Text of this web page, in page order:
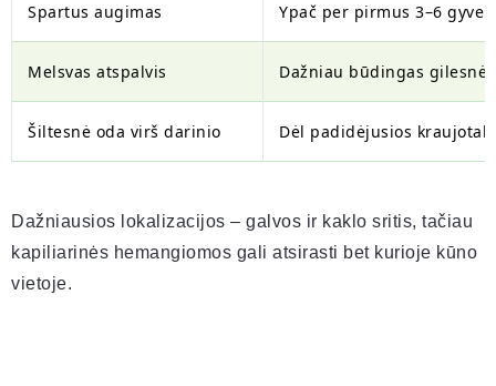
Spartus augimas Ypač per pirmus 3–6
Melsvas atspalvis Dažniau būdingas
Šiltesnė oda virš darinio Dėl padidėjusios
Dažniausios lokalizacijos – galvos ir kaklo sritis, tačiau
kapiliarinės hemangiomos gali atsirasti bet kurioje kūno
vietoje.